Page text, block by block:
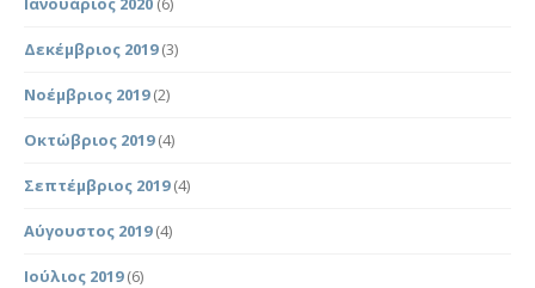
Δεκέμβριος 2019(3)
Νοέμβριος 2019(2)
Οκτώβριος 2019(4)
Σεπτέμβριος 2019(4)
Αύγουστος 2019(4)
Ιούλιος 2019(6)